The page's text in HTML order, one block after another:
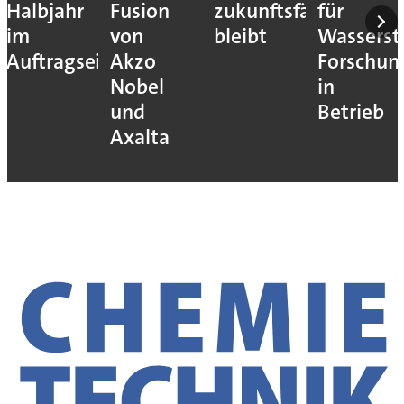
Halbjahr
im
Auftragseingang
Fusion
von
Akzo
Nobel
und
Axalta
zukunftsfähig
bleibt
für
in
Betrieb